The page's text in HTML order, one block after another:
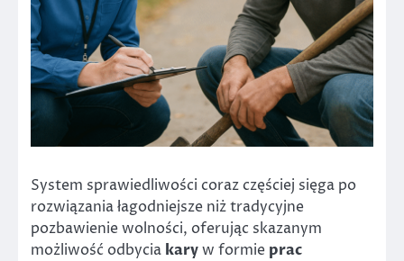
System sprawiedliwości coraz częściej sięga po
rozwiązania łagodniejsze niż tradycyjne
pozbawienie wolności, oferując skazanym
możliwość odbycia karyw formie prac